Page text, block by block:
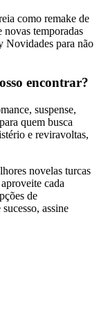
como remake de
temporadas
Novidades para não
encontrar?
suspense,
quem busca
e reviravoltas,
novelas turcas
cada
de
assine